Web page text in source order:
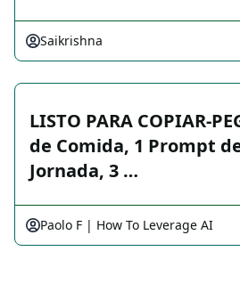
Saikrishna
LISTO PARA COPIAR-
de Comida, 1 Prompt
Jornada, 3 …
Paolo F | How To Leverage AI